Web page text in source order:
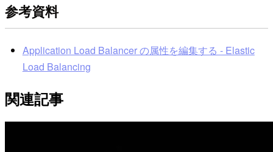
参考資料
Application Load Balancer の属性を編集する - Elastic
Load Balancing
関連記事